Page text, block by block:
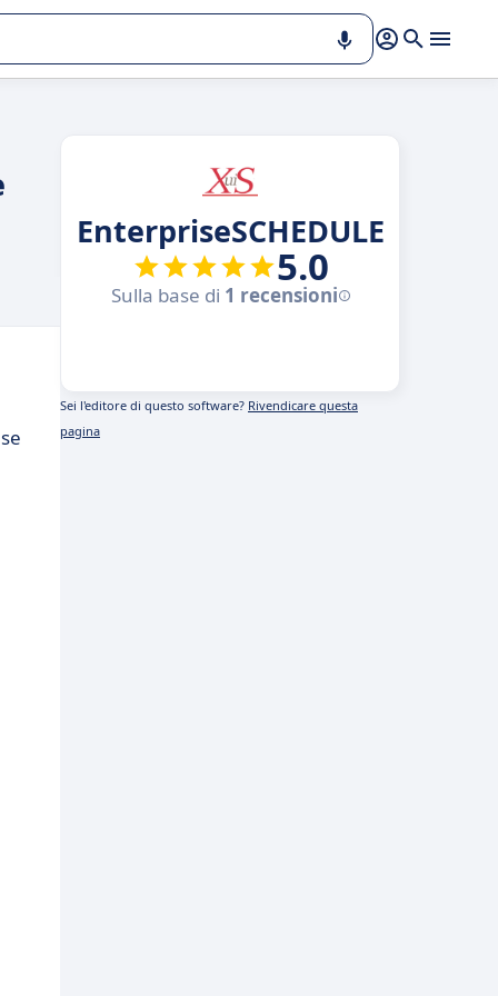
EnterpriseSCHEDULE
5.0
Sulla base di 1 recensioni
Sei l'editore di questo software? Rivendicare questa
pagina